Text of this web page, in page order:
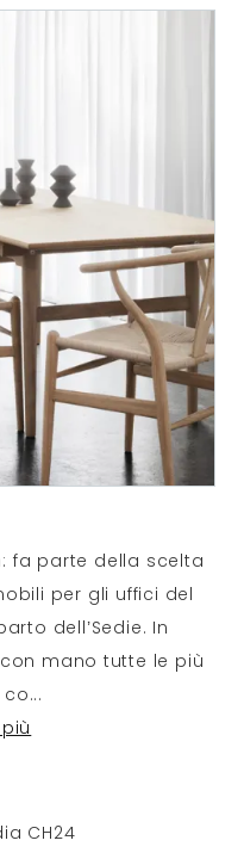
fa parte della scelta
per gli uffici del
dell’Sedie. In
mano tutte le più
co...
CH24